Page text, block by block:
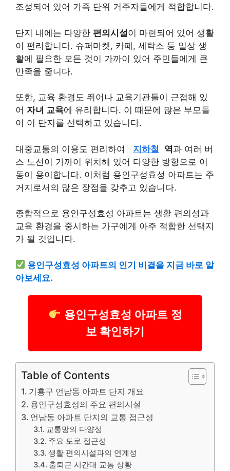
조성되어 있어 가족 단위 거주자들에게 적합합니다.
단지 내에는 다양한 편의시설이 마련되어 있어 생활
이 편리합니다. 슈퍼마켓, 카페, 세탁소 등 일상 생
활에 필요한 모든 것이 가까이 있어 주민들에게 큰
만족을 줍니다.
또한, 교육 환경도 뛰어나 교육기관들이 근접해 있
어 자녀 교육에 유리합니다. 이 때문에 많은 부모들
이 이 단지를 선택하고 있습니다.
대중교통의 이용도 편리하여 지하철 역과 여러 버
스 노선이 가까이 위치해 있어 다양한 방향으로 이
동이 용이합니다. 이처럼 용인구성효성 아파트는 주
거지로서의 많은 장점을 갖추고 있습니다.
종합적으로 용인구성효성 아파트는 생활 편의성과
교육 환경을 중시하는 가구에게 아주 적합한 선택지
가 될 것입니다.
용인구성효성 아파트의 인기 비결을 지금 바로 알
아보세요.
용인구성효성 아파트 정
보 확인하기
Table of Contents
기흥구 언남동 아파트 단지 개요
용인구성효성의 주요 편의시설
언남동 아파트 단지의 교통 접근성
교통망의 다양성
주요 도로 접근성
생활 편의시설과의 연계성
출퇴근 시간대 교통 상황